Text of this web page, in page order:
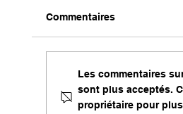
Commentaires
Les commentaires
sont plus acceptés.
propriétaire pour plus